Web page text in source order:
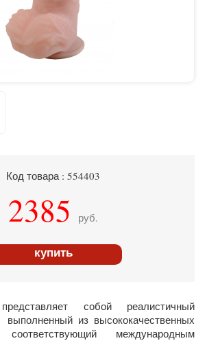
Код товара : 554403
2385 руб.
купить
собой реалистичный
выполненный из высококачественных
международным